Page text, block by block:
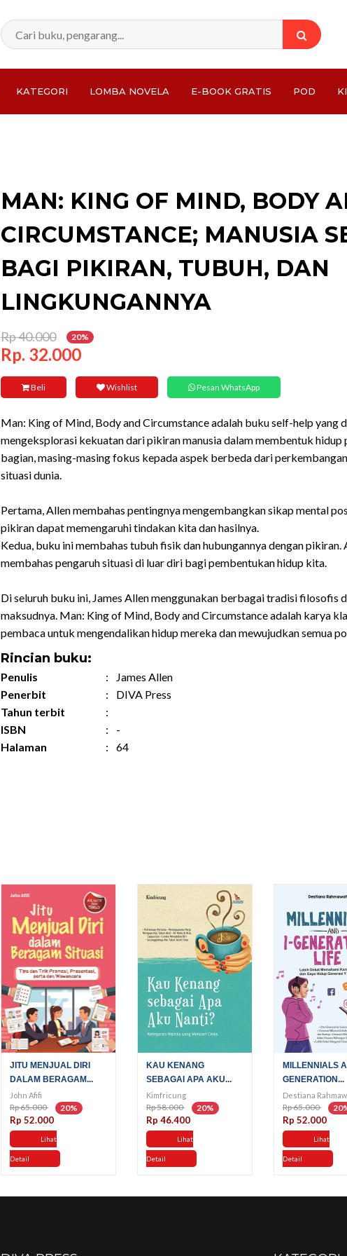
KATEGORI LOMBA NOVELA E-BOOK GRATIS POD
MAN: KING OF MIND, BODY
CIRCUMSTANCE; MANUSIA
BAGI PIKIRAN, TUBUH, DAN
LINGKUNGANNYA
Rp 40.000 20%
Rp. 32.000
Beli Wishlist Pesan WhatsApp
Man: King of Mind, Body and Circumstance adalah buku self-help yang
mengeksplorasi kekuatan dari pikiran manusia dalam membentuk
bagian, masing-masing fokus kepada aspek berbeda dari
situasi dunia.
Pertama, Allen membahas pentingnya mengembangkan sikap mental
pikiran dapat memengaruhi tindakan kita dan hasilnya.
Kedua, buku ini membahas tubuh fisik dan hubungannya dengan
membahas pengaruh situasi di luar diri bagi pembentukan hidup kita.
Di seluruh buku ini, James Allen menggunakan berbagai tradisi filosofis
maksudnya. Man: King of Mind, Body and Circumstance adalah karya
pembaca untuk mengendalikan hidup mereka dan mewujudkan semua
Rincian buku:
Penulis :
James Allen
Penerbit
:
DIVA Press
Tahun terbit
:
ISBN
:
-
Halaman
: 64
JITU MENJUAL DIRI
DALAM BERAGAM...
John Afifi
Rp 65.000 20%
Rp 52.000
Lihat
Detail
KAU KENANG
SEBAGAI APA AKU...
Kimfricung
Rp 58.000 20%
Rp 46.400
Lihat
Detail
MILLENNIALS
GENERATION...
Destiana
Rp 65.000
Rp 52.000
Lihat
Detail